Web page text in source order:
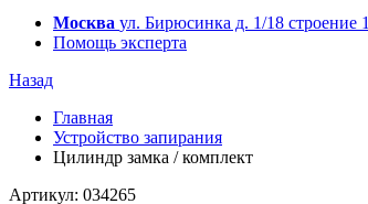
Москва ул. Бирюсинка д. 1/18 строение 1
Помощь эксперта
Назад
Главная
Устройство запирания
Цилиндр замка / комплект
Артикул: 034265